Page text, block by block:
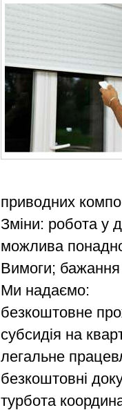
приводних
Зміни: робота у
можлива
Вимоги; бажання
Ми надаємо:
безкоштовне
субсидія на
легальне
безкоштовні
турбота